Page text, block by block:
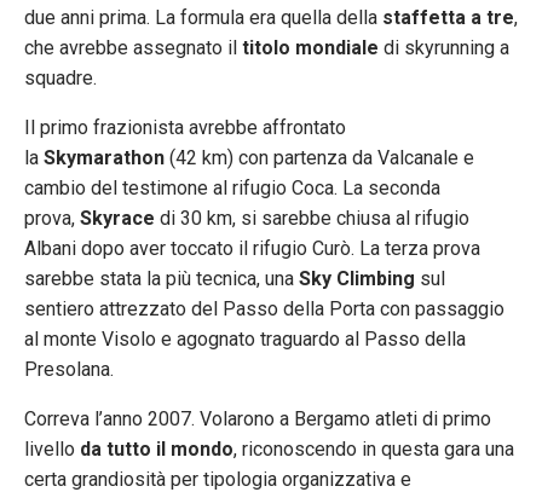
due anni prima. La formula era quella della staffetta a tre,
che avrebbe assegnato il titolo mondiale di skyrunning a
squadre.
Il primo frazionista avrebbe affrontato
la Skymarathon (42 km) con partenza da Valcanale e
cambio del testimone al rifugio Coca. La seconda
prova, Skyrace di 30 km, si sarebbe chiusa al rifugio
Albani dopo aver toccato il rifugio Curò. La terza prova
sarebbe stata la più tecnica, una Sky Climbing sul
sentiero attrezzato del Passo della Porta con passaggio
al monte Visolo e agognato traguardo al Passo della
Presolana.
Correva l’anno 2007. Volarono a Bergamo atleti di primo
livello da tutto il mondo, riconoscendo in questa gara una
certa grandiosità per tipologia organizzativa e